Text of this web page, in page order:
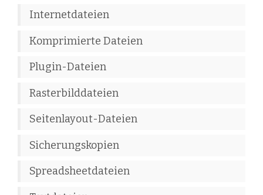
Internetdateien
Komprimierte Dateien
Plugin-Dateien
Rasterbilddateien
Seitenlayout-Dateien
Sicherungskopien
Spreadsheetdateien